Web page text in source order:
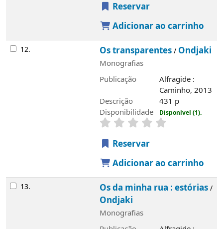
Reservar
Adicionar ao carrinho
12. Os transparentes/ Ondjaki
Monografias
Publicação
Alfragide :
Caminho, 2013
Descrição
431 p
Disponibilidade
Disponível (1).
Reservar
Adicionar ao carrinho
13. Os da minha rua : estórias/
Ondjaki
Monografias